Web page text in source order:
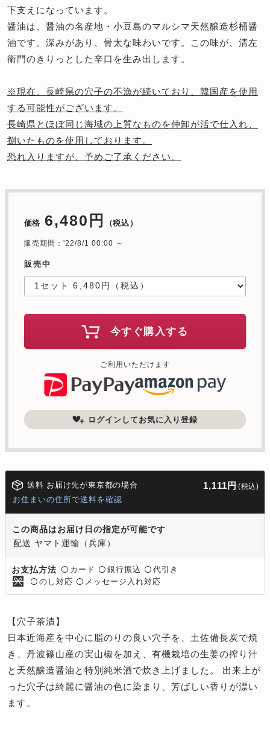
下支えになっています。
醤油は、醤油の名産地・小豆島のマルシマ天然醸造杉桶醤
油です。深みがあり、骨太な味わいです。この味が、清左
衛門のきりっとした辛口を生み出します。
※現在、長崎県の穴子の不漁が続いており、韓国産を使用
する可能性がございます。
長崎県とほぼ同じ海域の上質なものを仲卸が活で仕入れ、
捌いたものを使用しております。
恐れ入りますが、予めご了承ください。
価格 6,480円 （税込）
販売期間：'22/8/1 00:00 ～
販売中
今すぐ購入する
ご利用いただけます
ログインしてお気に入り登録
送料 お届け先が東京都の場合 1,111円 (税込)
お住まいの住所で送料を確認
この商品はお届け日の指定が可能です
配送 ヤマト運輸（兵庫）
お支払方法 〇 カード 〇 銀行振込 〇 代引き
〇 のし対応 〇 メッセージ入れ対応
【穴子茶漬】
日本近海産を中心に脂のりの良い穴子を、土佐備長炭で焼
き、丹波篠山産の実山椒を加え、有機栽培の生姜の搾り汁
と天然醸造醤油と特別純米酒で炊き上げました。 出来上が
った穴子は綺麗に醤油の色に染まり、芳ばしい香りが漂い
ます。